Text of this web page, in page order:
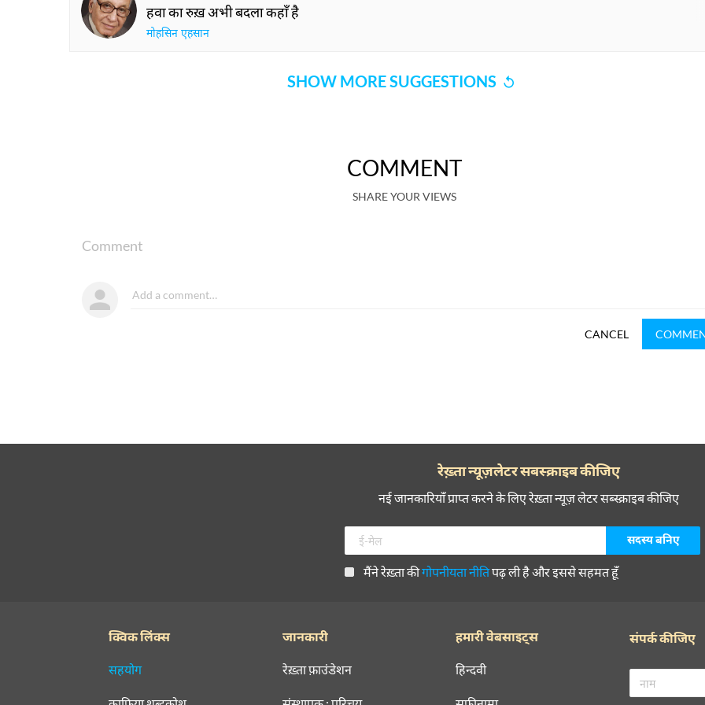
हवा का रुख़ अभी बदला कहाँ है
मोहसिन एहसान
SHOW MORE SUGGESTIONS
COMMENT
SHARE YOUR VIEWS
Comment
CANCEL
रेख़्ता न्यूज़लेटर सबस्क्राइब कीजिए
नई जानकारियाँ प्राप्त करने के लिए रेख़्ता न्यूज़ लेटर सब्स्क्राइब कीजिए
मैंने रेख़्ता कीगोपनीयता नीतिपढ़ ली है और इससे सहमत हूँ
क्विक लिंक्स
सहयोग
जानकारी
रेख़्ता फ़ाउंडेशन
हमारी वेबसाइट्स
हिन्दवी
संपर्क कीजिए